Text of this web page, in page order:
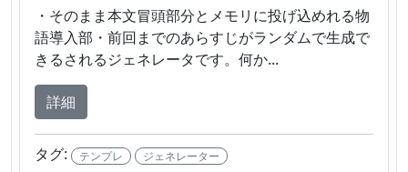
・そのまま本文冒頭部分とメモリに投げ込めれる物
語導入部・前回までのあらすじがランダムで生成で
きるされるジェネレータです。何か...
詳細
タグ: テンプレ ジェネレーター